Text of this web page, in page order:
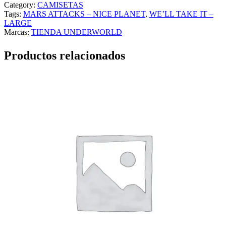
Category: CAMISETAS
Tags: MARS ATTACKS – NICE PLANET, WE’LL TAKE IT –
LARGE
Marcas: TIENDA UNDERWORLD
Productos relacionados